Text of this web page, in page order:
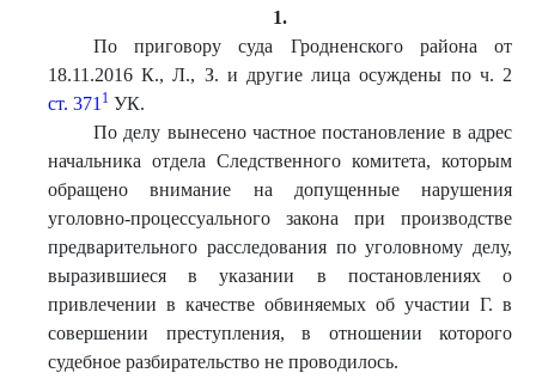
1.
По приговору суда Гродненского района от
18.11.2016 К., Л., З. и другие лица осуждены по ч. 2
ст. 371 1 УК.
По делу вынесено частное постановление в адрес
начальника отдела Следственного комитета, которым
обращено внимание на допущенные нарушения
уголовно-процессуального закона при производстве
предварительного расследования по уголовному делу,
выразившиеся в указании в постановлениях о
привлечении в качестве обвиняемых об участии Г. в
совершении преступления, в отношении которого
судебное разбирательство не проводилось.